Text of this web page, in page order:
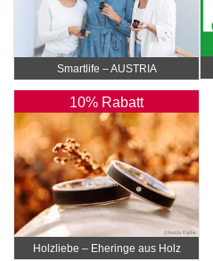
Smartlife – AUSTRIA
10% Rabatt
Holzliebe – Eheringe aus Holz